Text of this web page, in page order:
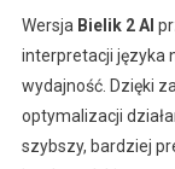
Wersja Bielik 2 AI
interpretacji języka
wydajność. Dzięki
optymalizacji
szybszy, bardziej